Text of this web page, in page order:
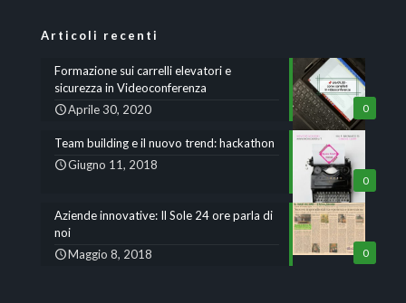
Articoli recenti
0
Formazione sui carrelli elevatori e
sicurezza in Videoconferenza
Aprile 30, 2020
0
Team building e il nuovo trend: hackathon
Giugno 11, 2018
0
Aziende innovative: Il Sole 24 ore parla di
noi
Maggio 8, 2018